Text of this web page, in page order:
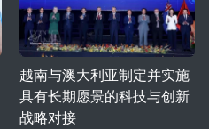
越南与澳大利亚制定并实施
具有长期愿景的科技与创新
战略对接